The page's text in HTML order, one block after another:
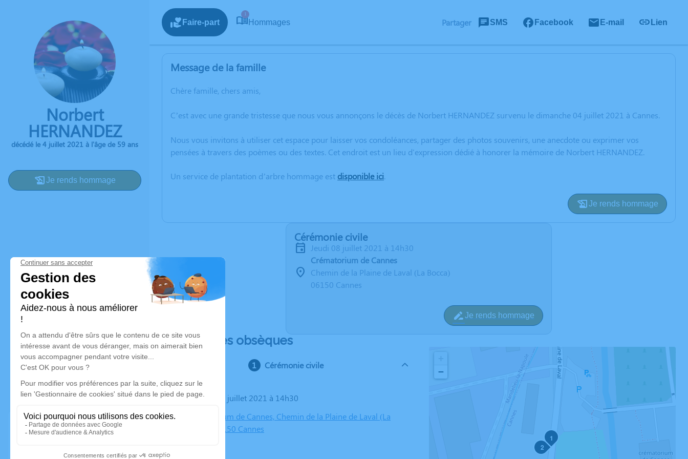
Norbert
HERNANDEZ
décédé le 4 juillet 2021 à l'âge de 59 ans
Je rends hommage
Faire-part
1
Hommages Partager SMS Facebook E-mail Lien
Message de la famille
Chère famille, chers amis,
C’est avec une grande tristesse que nous vous annonçons le décès de Norbert HERNANDEZ survenu le dimanche 04 juillet 2021 à Cannes.
Nous vous invitons à utiliser cet espace pour laisser vos condoléances, partager des photos souvenirs, une anecdote ou exprimer vos
pensées à travers des poèmes ou des textes. Cet endroit est un lieu d'expression dédié à honorer la mémoire de Norbert HERNANDEZ.
Un service de plantation d’arbre hommage est disponible ici.
Je rends hommage
Cérémonie civile
jeudi 08 juillet 2021 à 14h30
Crématorium de Cannes
Chemin de la Plaine de Laval (La Bocca)
06150 Cannes
Je rends hommage
Déroulé des obsèques
Cérémonie civile
Le jeudi 08 juillet 2021 à 14h30
Crématorium de Cannes, Chemin de la Plaine de Laval (La
Bocca), 06150 Cannes
1
2
−